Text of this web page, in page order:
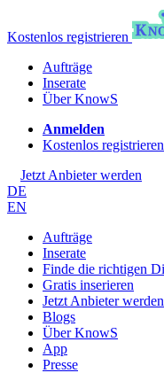
Kostenlos registrieren
Aufträge
Inserate
Über KnowS
Anmelden
Kostenlos registrieren
Jetzt Anbieter werden
DE
EN
Aufträge
Inserate
Finde die richtigen
Gratis inserieren
Jetzt Anbieter werden
Blogs
Über KnowS
App
Presse